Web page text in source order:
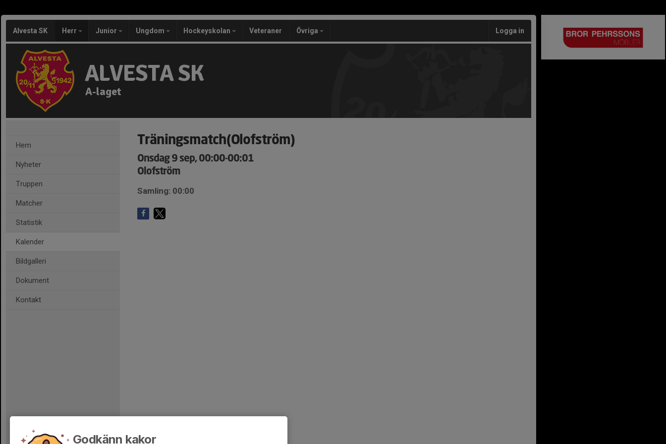
Alvesta SK Herr Junior Ungdom Hockeyskolan Veteraner Övriga Logga in
ALVESTA SK
A-laget
Hem
Nyheter
Truppen
Matcher
Statistik
Kalender
Bildgalleri
Dokument
Kontakt
Träningsmatch(Olofström)
Onsdag 9 sep, 00:00-00:01
Olofström
Samling: 00:00
Godkänn kakor